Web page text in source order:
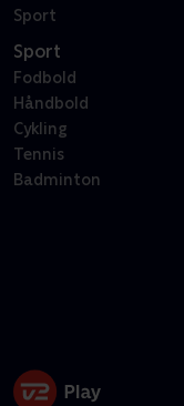
Sport
Sport
Fodbold
Håndbold
Cykling
Tennis
Badminton